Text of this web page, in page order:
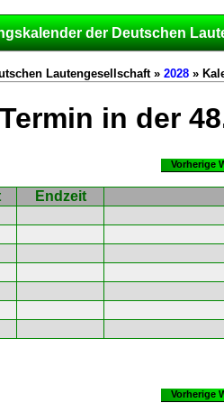
der Deutschen
Lautengesellschaft » 2028 »
Termin in der
Vorherige
Endzeit
Vorherige